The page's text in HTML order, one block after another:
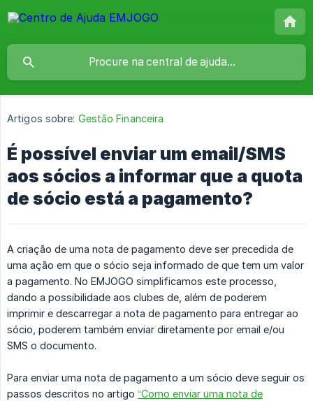
Artigos sobre: Gestão Financeira
É possível enviar um email/SMS
aos sócios a informar que a quota
de sócio está a pagamento?
A criação de uma nota de pagamento deve ser precedida de
uma ação em que o sócio seja informado de que tem um valor
a pagamento. No EMJOGO simplificamos este processo,
dando a possibilidade aos clubes de, além de poderem
imprimir e descarregar a nota de pagamento para entregar ao
sócio, poderem também enviar diretamente por email e/ou
SMS o documento.
Para enviar uma nota de pagamento a um sócio deve seguir os
passos descritos no artigo “Como enviar uma nota de